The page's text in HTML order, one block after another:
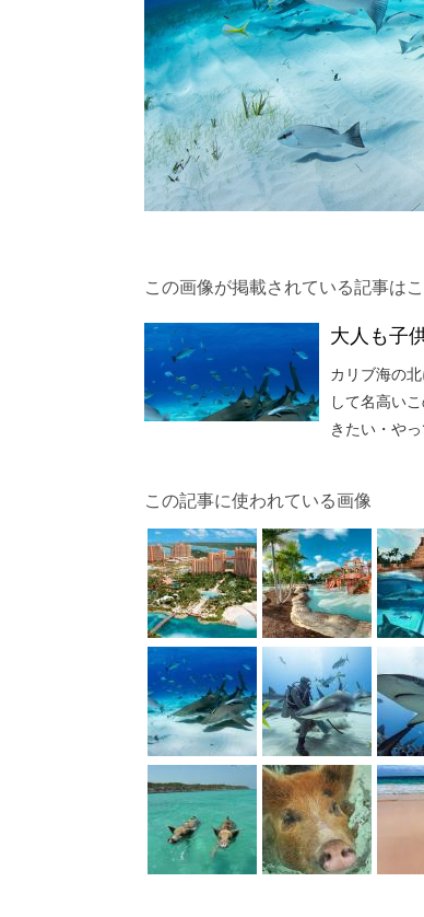
この画像が掲載されている記事は
大人も子
カリブ海の
して名高い
きたい・や
この記事に使われている画像